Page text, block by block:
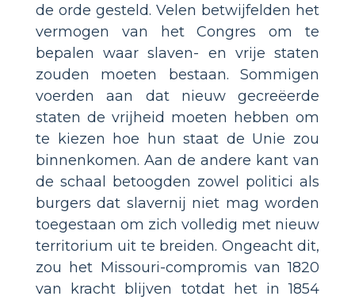
de orde gesteld. Velen betwijfelden het
vermogen van het Congres om te
bepalen waar slaven- en vrije staten
zouden moeten bestaan. Sommigen
voerden aan dat nieuw gecreëerde
staten de vrijheid moeten hebben om
te kiezen hoe hun staat de Unie zou
binnenkomen. Aan de andere kant van
de schaal betoogden zowel politici als
burgers dat slavernij niet mag worden
toegestaan om zich volledig met nieuw
territorium uit te breiden. Ongeacht dit,
zou het Missouri-compromis van 1820
van kracht blijven totdat het in 1854